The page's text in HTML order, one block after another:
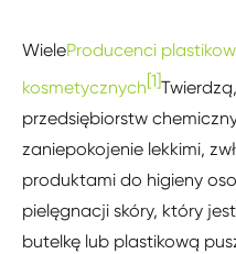
WieleProducenci
kosmetycznych[1]
przedsiębiorstw
zaniepokojenie lekkimi,
produktami do higieny
pielęgnacji skóry, który
butelkę lub plastikową